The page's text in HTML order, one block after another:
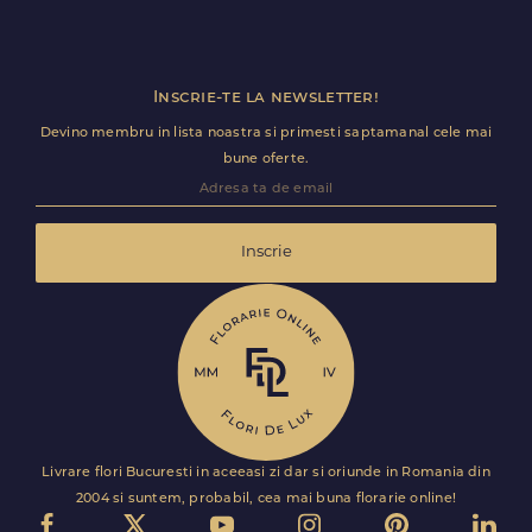
Inscrie-te la newsletter!
Devino membru in lista noastra si primesti saptamanal cele mai
bune oferte.
Inscrie
Livrare flori Bucuresti in aceeasi zi dar si oriunde in Romania din
2004 si suntem, probabil, cea mai buna florarie online!